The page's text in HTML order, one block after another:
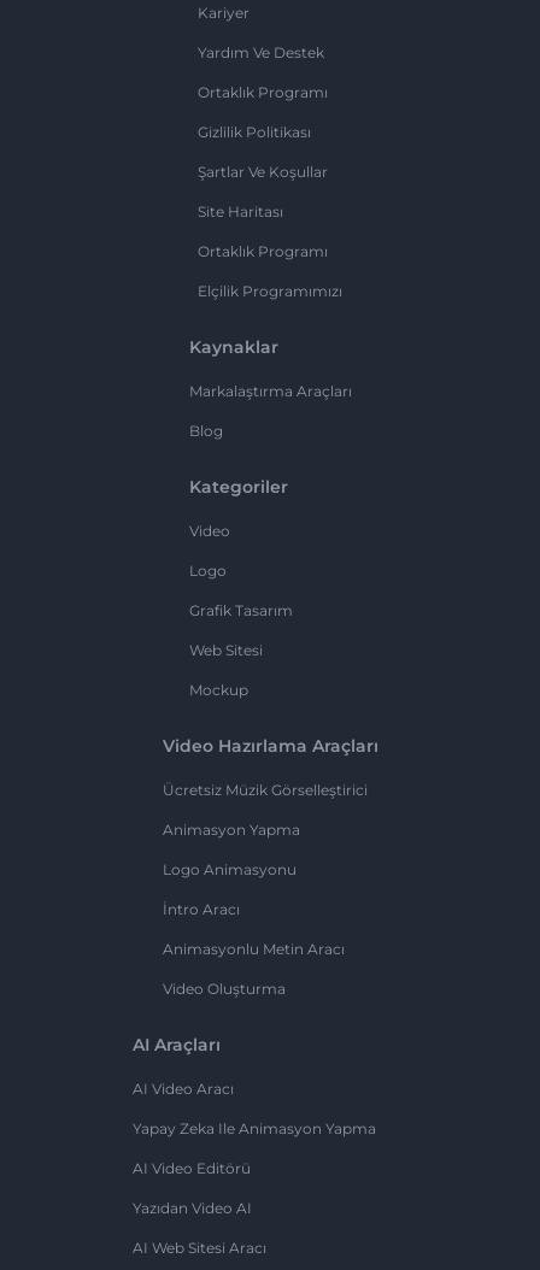
Kariyer
Yardım Ve Destek
Ortaklık Programı
Gizlilik Politikası
Şartlar Ve Koşullar
Site Haritası
Ortaklık Programı
Elçilik Programımızı
Kaynaklar
Markalaştırma Araçları
Blog
Kategoriler
Video
Logo
Grafik Tasarım
Web Sitesi
Mockup
Video Hazırlama Araçları
Ücretsiz Müzik Görselleştirici
Animasyon Yapma
Logo Animasyonu
İntro Aracı
Animasyonlu Metin Aracı
Video Oluşturma
AI Araçları
AI Video Aracı
Yapay Zeka Ile Animasyon Yapma
AI Video Editörü
Yazıdan Video AI
AI Web Sitesi Aracı